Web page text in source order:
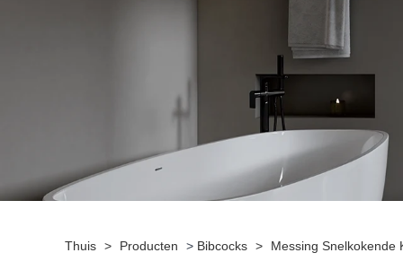
Thuis > Producten > Bibcocks > Messing Snelkokende